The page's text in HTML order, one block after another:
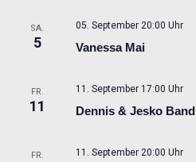
SA.
5 Vanessa Mai
05. September 20:00 Uhr
FR.
11 Dennis & Jesko Band
11. September 17:00 Uhr
FR. 11. September 20:00 Uhr